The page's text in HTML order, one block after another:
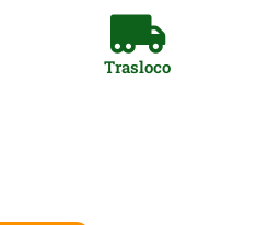
Trasloco